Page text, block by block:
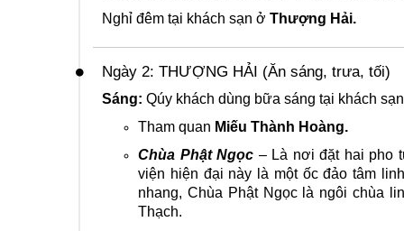
Nghỉ đêm tại khách sạn ở Thượng Hải.
Ngày 2: THƯỢNG HẢI (Ăn sáng, trưa, tối)
Sáng: Qúy khách dùng bữa sáng tại khách
Tham quan Miếu Thành Hoàng.
Chùa Phật Ngọc – Là nơi đặt hai pho
viện hiện đại này là một ốc đảo tâm
nhang, Chùa Phật Ngọc là ngôi chùa
Thạch.